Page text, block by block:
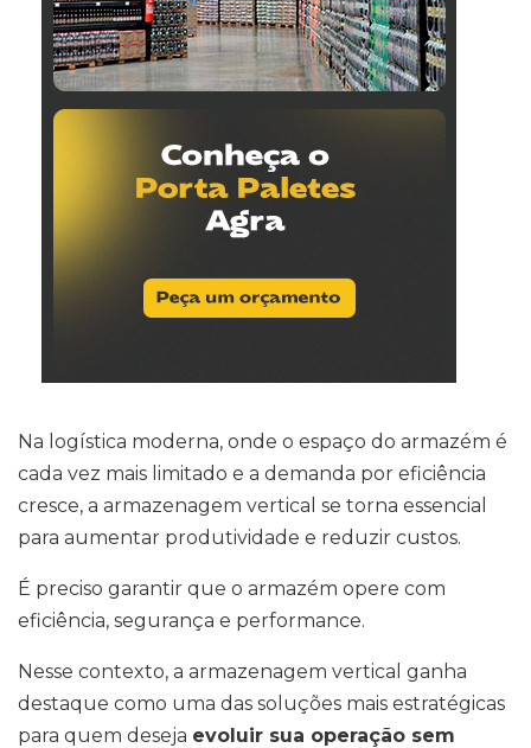
Na logística moderna, onde o espaço do armazém é
cada vez mais limitado e a demanda por eficiência
cresce, a armazenagem vertical se torna essencial
para aumentar produtividade e reduzir custos.
É preciso garantir que o armazém opere com
eficiência, segurança e performance.
Nesse contexto, a armazenagem vertical ganha
destaque como uma das soluções mais estratégicas
para quem deseja evoluir sua operação sem